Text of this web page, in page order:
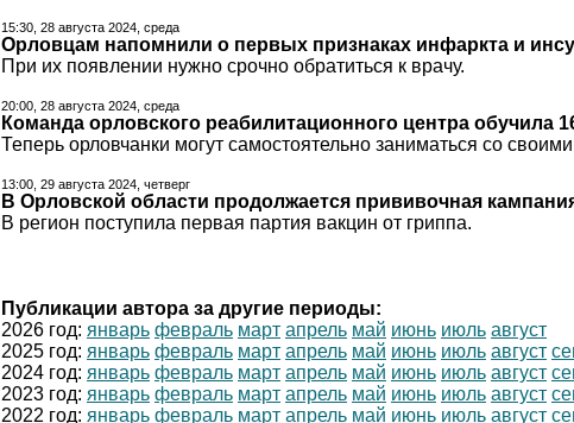
15:30, 28 августа 2024, среда
Орловцам напомнили о первых признаках инфаркта и
При их появлении нужно срочно обратиться к врачу.
20:00, 28 августа 2024, среда
Команда орловского реабилитационного центра обучила
Теперь орловчанки могут самостоятельно заниматься со
13:00, 29 августа 2024, четверг
В Орловской области продолжается прививочная
В регион поступила первая партия вакцин от гриппа.
Публикации автора за другие периоды:
2026 год: январь февраль март апрель май июнь июль август
2025 год: январь февраль март апрель май июнь июль август
2024 год: январь февраль март апрель май июнь июль август
2023 год: январь февраль март апрель май июнь июль август
2022 год: январь февраль март апрель май июнь июль август